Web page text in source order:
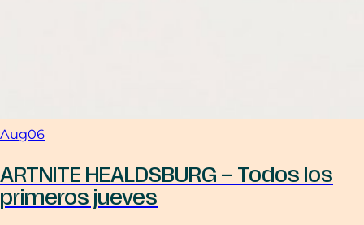
Aug06
ARTNITE HEALDSBURG – Todos los
primeros jueves